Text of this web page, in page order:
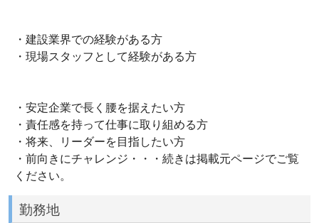
・建設業界での経験がある方
・現場スタッフとして経験がある方
・安定企業で長く腰を据えたい方
・責任感を持って仕事に取り組める方
・将来、リーダーを目指したい方
・前向きにチャレンジ・・・続きは掲載元ページでご覧
ください。
勤務地